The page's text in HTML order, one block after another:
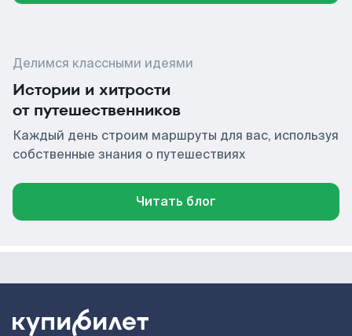
Делимся классными идеями
Истории и хитрости
от путешественников
Каждый день строим маршруты для вас, используя
собственные знания о путешествиях
Читать блог